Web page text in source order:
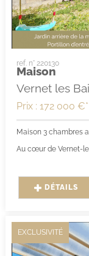
ref. n° 220130
Maison
Vernet les
Prix : 172 000 €*
Au cœur de Vernet-
DÉTAILS
EXCLUSIVITÉ